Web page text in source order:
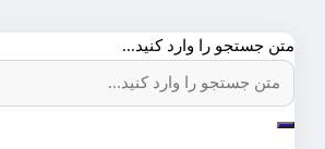
متن جستجو را وارد کنید...